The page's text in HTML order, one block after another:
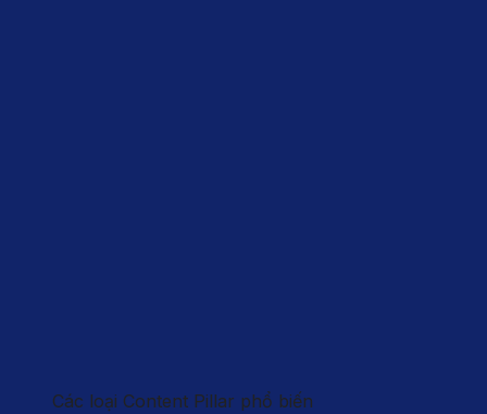
Các loại Content Pillar phổ biến